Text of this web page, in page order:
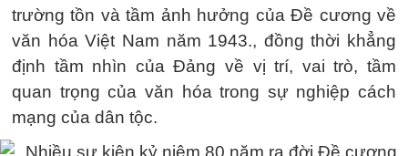
trường tồn và tầm ảnh hưởng của Đề cương về
văn hóa Việt Nam năm 1943., đồng thời khẳng
định tầm nhìn của Đảng về vị trí, vai trò, tầm
quan trọng của văn hóa trong sự nghiệp cách
mạng của dân tộc.